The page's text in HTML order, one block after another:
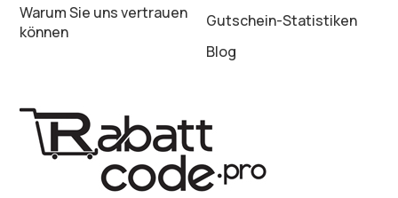
Warum Sie uns vertrauen
können
Gutschein-Statistiken
Blog